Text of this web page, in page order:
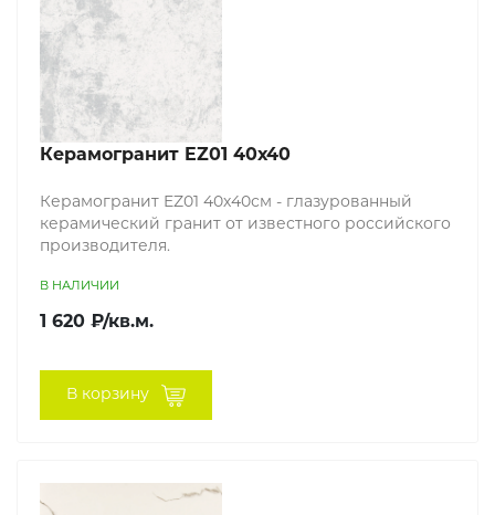
Керамогранит EZ01 40х40
Керамогранит EZ01 40х40см - глазурованный
керамический гранит от известного российского
производителя.
В НАЛИЧИИ
1 620 ₽/кв.м.
В корзину